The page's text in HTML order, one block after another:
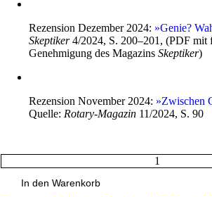
Rezension Dezember 2024: »Genie?
Skeptiker4/2024, S. 200–201, (PDF mit
Genehmigung des MagazinsSkeptiker)
Rezension November 2024: »Zwischen
Quelle: Rotary-Magazin 11/2024, S. 90
Gehirne
In den Warenkorb